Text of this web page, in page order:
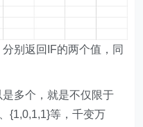
别返回IF的两个值，同
多个，就是不仅限于
{1,0,1,1}等，千变万